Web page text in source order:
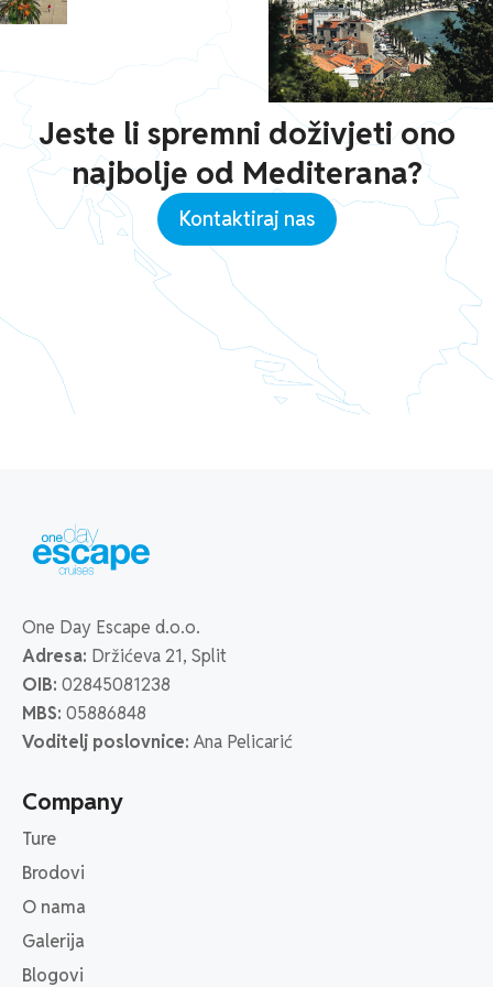
Jeste li spremni doživjeti ono
najbolje od Mediterana?
Kontaktiraj nas
One Day Escape d.o.o.
Adresa: Držićeva 21, Split
OIB: 02845081238
MBS: 05886848
Voditelj poslovnice: Ana Pelicarić
Company
Ture
Brodovi
O nama
Galerija
Blogovi